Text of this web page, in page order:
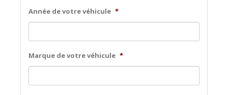
Année de votre véhicule *
Marque de votre véhicule *